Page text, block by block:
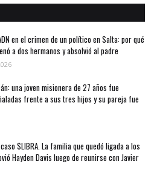
en el crimen de un político en Salta: por qué
a dos hermanos y absolvió al padre
una joven misionera de 27 años fue
frente a sus tres hijos y su pareja fue
$LIBRA. La familia que quedó ligada a los
Hayden Davis luego de reunirse con Javier